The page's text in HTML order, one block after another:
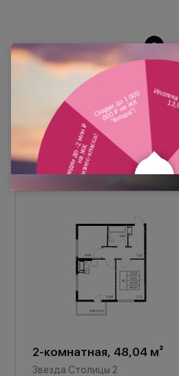
Похожие планировки
2-комнатная, 48,04 м²
Звезда Столицы 2